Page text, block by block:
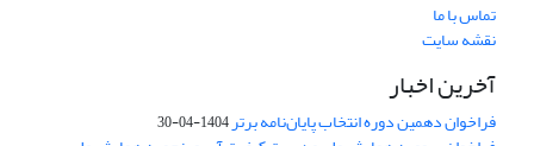
تماس با ما
نقشه سایت
آخرین اخبار
فراخوان دهمین دوره انتخاب پایان‌نامه برتر1404-04-30